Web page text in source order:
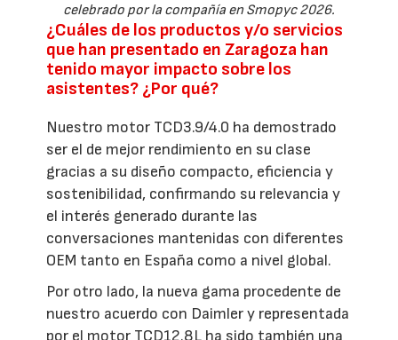
celebrado por la compañía en Smopyc 2026.
¿Cuáles de los productos y/o servicios
que han presentado en Zaragoza han
tenido mayor impacto sobre los
asistentes? ¿Por qué?
Nuestro motor TCD3.9/4.0 ha demostrado
ser el de mejor rendimiento en su clase
gracias a su diseño compacto, eficiencia y
sostenibilidad, confirmando su relevancia y
el interés generado durante las
conversaciones mantenidas con diferentes
OEM tanto en España como a nivel global.
Por otro lado, la nueva gama procedente de
nuestro acuerdo con Daimler y representada
por el motor TCD12.8L ha sido también una